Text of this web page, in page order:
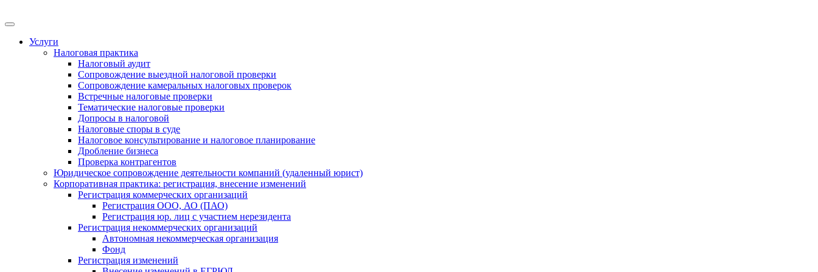
Меню
Услуги
Налоговая практика
Налоговый аудит
Сопровождение выездной налоговой проверки
Сопровождение камеральных налоговых проверок
Встречные налоговые проверки
Тематические налоговые проверки
Допросы в налоговой
Налоговые споры в суде
Налоговое консультирование и налоговое планирование
Дробление бизнеса
Проверка контрагентов
Юридическое сопровождение деятельности компаний (удаленный юрист)
Корпоративная практика: регистрация, внесение изменений
Регистрация коммерческих организаций
Регистрация ООО, АО (ПАО)
Регистрация юр. лиц с участием нерезидента
Регистрация некоммерческих организаций
Автономная некоммерческая организация
Фонд
Регистрация изменений